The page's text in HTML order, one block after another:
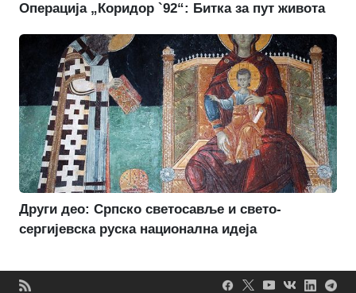
Операција „Коридор `92“: Битка за пут живота
Други део: Српско светосавље и свето-
сергијевска руска национална идеја